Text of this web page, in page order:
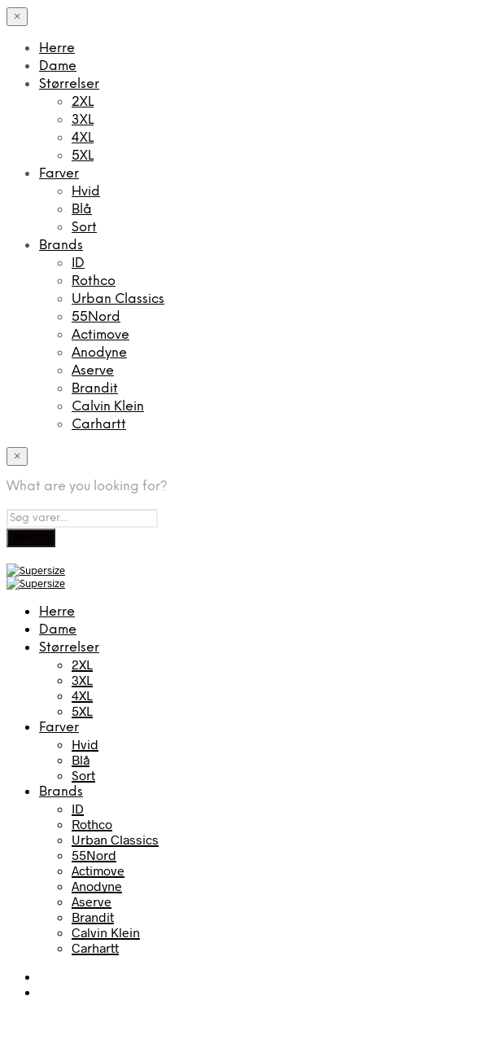
×
Herre
Dame
Størrelser
2XL
3XL
4XL
5XL
Farver
Hvid
Blå
Sort
Brands
ID
Rothco
Urban Classics
55Nord
Actimove
Anodyne
Aserve
Brandit
Calvin Klein
Carhartt
×
What are you looking for?
Herre
Dame
Størrelser
2XL
3XL
4XL
5XL
Farver
Hvid
Blå
Sort
Brands
ID
Rothco
Urban Classics
55Nord
Actimove
Anodyne
Aserve
Brandit
Calvin Klein
Carhartt